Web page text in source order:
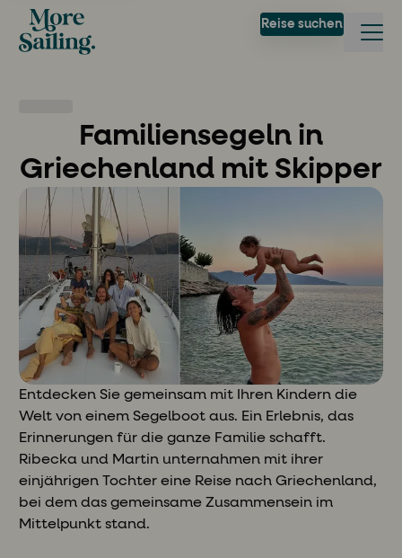
Reise suchen
Familiensegeln in
Griechenland mit Skipper
Entdecken Sie gemeinsam mit Ihren Kindern die
Welt von einem Segelboot aus. Ein Erlebnis, das
Erinnerungen für die ganze Familie schafft.
Ribecka und Martin unternahmen mit ihrer
einjährigen Tochter eine Reise nach Griechenland,
bei dem das gemeinsame Zusammensein im
Mittelpunkt stand.